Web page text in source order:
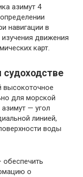
азимут 4
навигации в
движения
карт.
высокоточное
для морской
— угол
линией,
воды
о